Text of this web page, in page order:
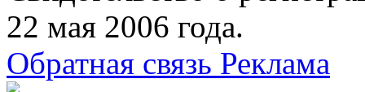
22 мая 2006 года.
Обратная связь Реклама